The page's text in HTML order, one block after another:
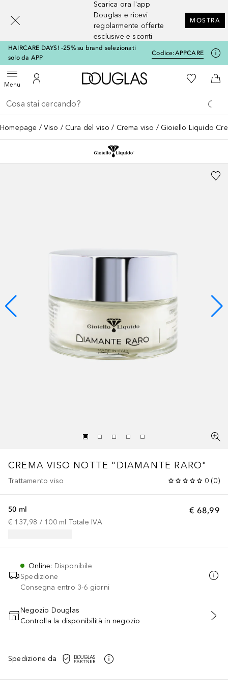
Scarica ora l'app
Douglas e ricevi
regolarmente offerte
esclusive e sconti
MOSTRA
HAIRCARE DAYS! -25% su brand selezionati
solo da APP
Codice:APPCARE
MenuApri menuAl Mio Account
A Douglas HomeAlla Mia
Al
Torna indietro
Esegui ricerca
Homepage Viso Cura del viso Crema viso Gioiello Liquido
CREMA VISO NOTTE "DIAMANTE RARO"
Trattamento viso 0 (0)
€ 68,99
50 ml
€ 137,98 / 100 ml Totale IVA
Online: Disponibile
Spedizione
Consegna entro 3-6 giorni
AGGIUNGI AL CARRELLO
Negozio Douglas
Controlla la disponibilità in negozio
Spedizione da
[navigation.slideout.screenreader]